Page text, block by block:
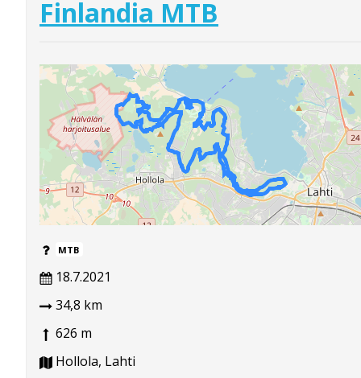
Finlandia MTB
MTB
18.7.2021
34,8 km
626 m
Hollola, Lahti